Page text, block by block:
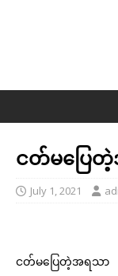
ငတ်မပြေ
July 1, 2021
ငတ်မပြေတဲ့အရသာ